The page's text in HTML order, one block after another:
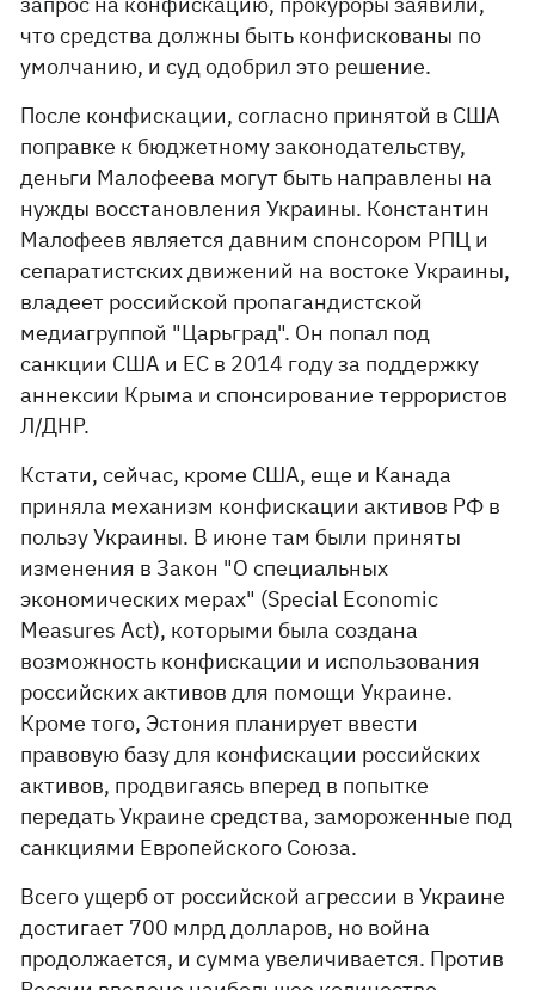
что средства должны быть конфискованы по
умолчанию, и суд одобрил это решение.
После конфискации, согласно принятой в США
поправке к бюджетному законодательству,
деньги Малофеева могут быть направлены на
нужды восстановления Украины. Константин
Малофеев является давним спонсором РПЦ и
сепаратистских движений на востоке Украины,
владеет российской пропагандистской
медиагруппой "Царьград". Он попал под
санкции США и ЕС в 2014 году за поддержку
аннексии Крыма и спонсирование террористов
Л/ДНР.
Кстати, сейчас, кроме США, еще и Канада
приняла механизм конфискации активов РФ в
пользу Украины. В июне там были приняты
изменения в Закон "О специальных
экономических мерах" (Special Economic
Measures Act), которыми была создана
возможность конфискации и использования
российских активов для помощи Украине.
Кроме того, Эстония планирует ввести
правовую базу для конфискации российских
активов, продвигаясь вперед в попытке
передать Украине средства, замороженные под
санкциями Европейского Союза.
Всего ущерб от российской агрессии в Украине
достигает 700 млрд долларов, но война
продолжается, и сумма увеличивается. Против